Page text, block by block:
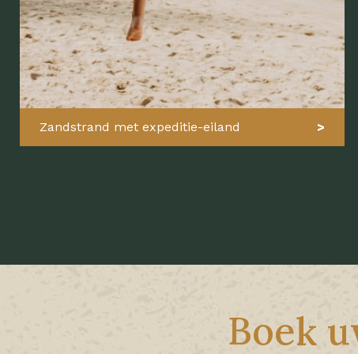
Zandstrand met expeditie-eiland
Boek